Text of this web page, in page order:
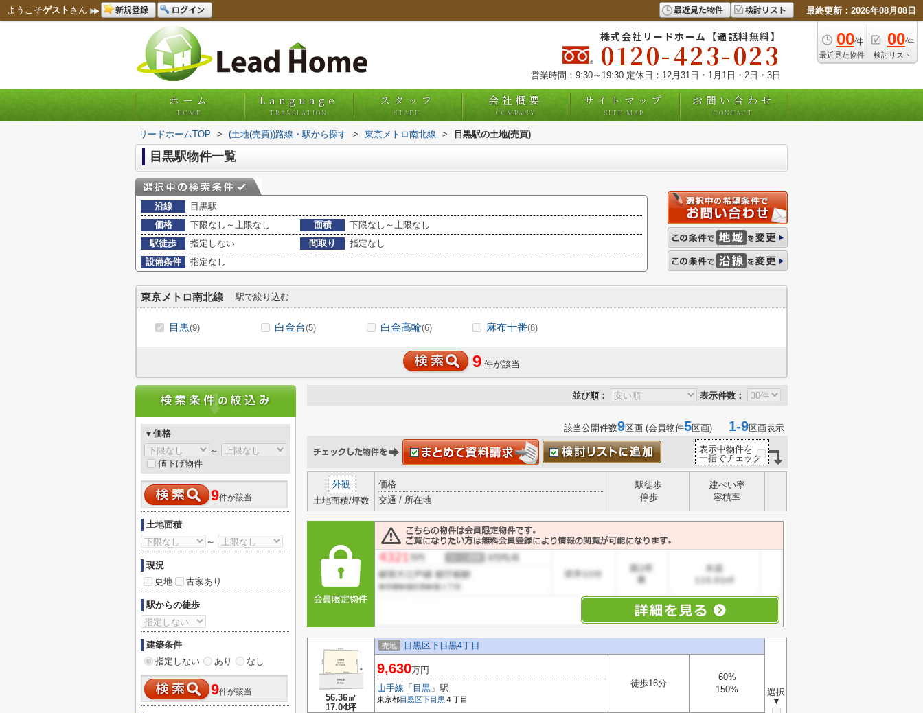
ようこそゲスト さん 新規登録 ログイン 最近見た物件 検討リスト 最終更新：2026年08月08日
00件
最近見た物件
00件
検討リスト
株式会社リードホーム【通話料無料】
0120-423-023
営業時間：9:30～19:30 定休日：12月31日・1月1日・2日・3日
ホーム
HOME
Language
TRANSLATION
スタッフ
STAFF
会社概要
COMPANY
サイトマップ
SITE MAP
お問い合わせ
CONTACT
リードホームTOP > (土地(売買))路線・駅から探す > 東京メトロ南北線 > 目黒駅の土地(売買)
目黒駅物件一覧
沿線
目黒駅
価格
下限なし～上限なし 面積
下限なし～上限なし
駅徒歩
指定しない 間取り
指定なし
設備条件
指定なし
東京メトロ南北線 駅で絞り込む
目黒(9) 白金台(5) 白金高輪(6) 麻布十番(8)
9 件が該当
並び順： 表示件数：
該当公開件数9区画 (会員物件5区画) 1-9区画表示
表示中物件を
一括でチェック
外観
土地面積/坪数
価格
交通 / 所在地
駅徒歩
停歩
建ぺい率
容積率
56.36㎡
17.04坪
売地 目黒区下目黒4丁目
選択
▼
9,630万円
山手線 「 目黒 」駅
東京都目黒区下目黒４丁目
徒歩16分
60%
150%
▼価格
～
値下げ物件
9件が該当
土地面積
～
現況
更地
古家あり
駅からの徒歩
建築条件
指定しない
あり なし
9件が該当